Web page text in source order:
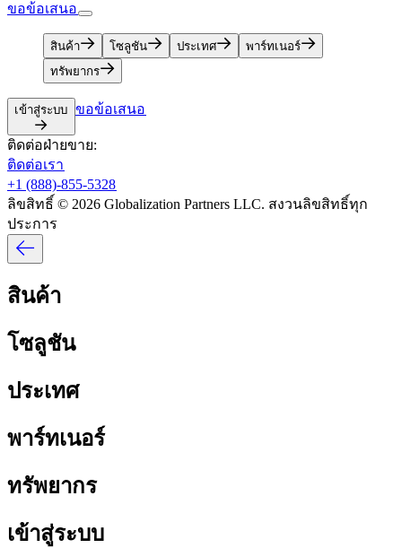
ขอข้อเสนอ​​
สินค้า​​ โซลูชัน​​ ประเทศ​​
พาร์ทเนอร์​​
ทรัพยากร​​
เข้าสู่ระบบ​​ ขอข้อเสนอ​​
ติดต่อฝ่ายขาย:​​
ติดต่อเรา​​
+1 (888)-855-5328​​
ลิขสิทธิ์ © 2026 Globalization Partners LLC. สงวนลิขสิทธิ์ทุก
ประการ​​
สินค้า​​
โซลูชัน​​
ประเทศ​​
พาร์ทเนอร์​​
ทรัพยากร​​
เข้าสู่ระบบ​​